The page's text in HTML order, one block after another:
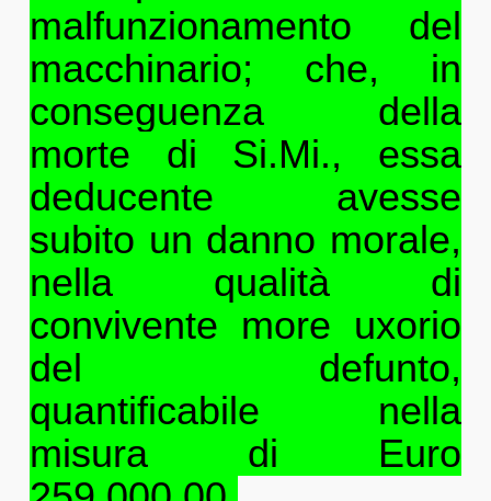
malfunzionamento del
macchinario; che, in
conseguenza della
morte di Si.Mi., essa
deducente avesse
subito un danno morale,
nella qualità di
convivente more uxorio
del defunto,
quantificabile nella
misura di Euro